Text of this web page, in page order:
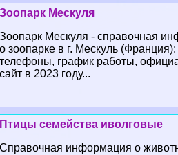
Зоопарк Мескуля
Зоопарк Мескуля - справочная
о зоопарке в г. Мескуль
телефоны, график работы,
сайт в 2023 году...
Птицы семейства иволговые
Справочная информация о